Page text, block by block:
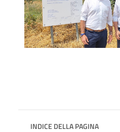
INDICE DELLA PAGINA